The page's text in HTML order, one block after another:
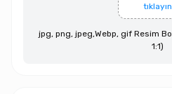
tıklayın
jpg, png, jpeg,Webp, gif Resim
1:1)